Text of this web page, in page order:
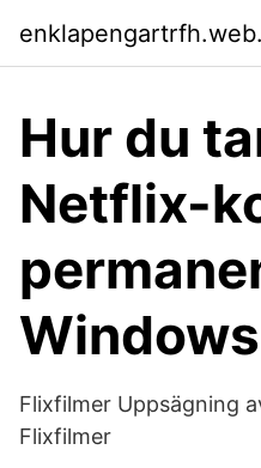
Hur du
Netflix-
Windows
Flixfilmer Uppsägning
Flixfilmer